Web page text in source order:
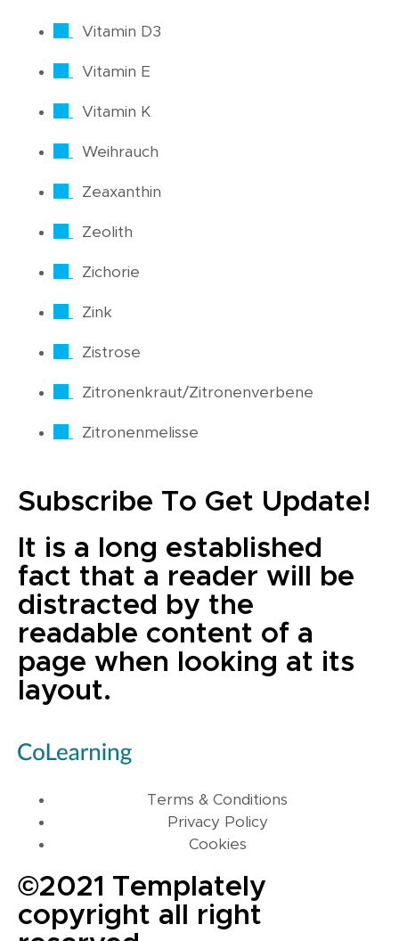
Vitamin D3
Vitamin E
Vitamin K
Weihrauch
Zeaxanthin
Zeolith
Zichorie
Zink
Zistrose
Zitronenkraut/Zitronenverbene
Zitronenmelisse
Subscribe To Get Update!
It is a long established
fact that a reader will be
distracted by the
readable content of a
page when looking at its
layout.
Terms & Conditions
Privacy Policy
Cookies
©2021 Templately
copyright all right